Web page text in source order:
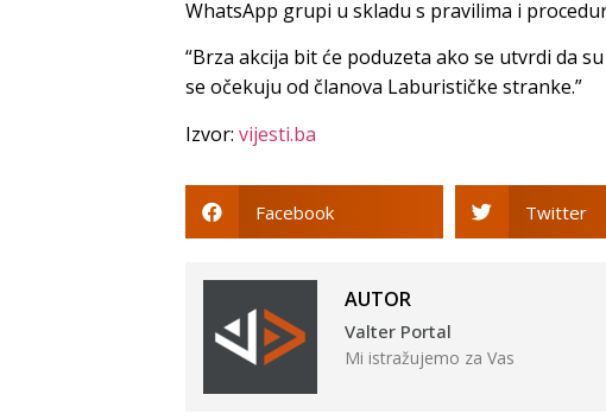
WhatsApp grupi u skladu s pravilima i
“Brza akcija bit će poduzeta ako se utvrdi da
se očekuju od članova Laburističke stranke.”
Izvor: vijesti.ba
Facebook Twitter
AUTOR
Valter Portal
Mi istražujemo za Vas